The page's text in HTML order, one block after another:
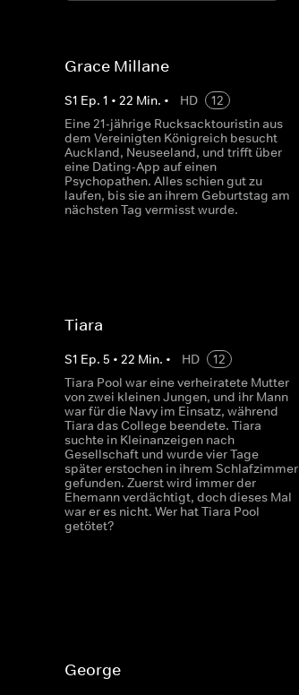
Grace Millane
S1 Ep. 1 • 22 Min. • HD
12
Eine 21-jährige Rucksacktouristin aus
dem Vereinigten Königreich besucht
Auckland, Neuseeland, und trifft über
eine Dating-App auf einen
Psychopathen. Alles schien gut zu
laufen, bis sie an ihrem Geburtstag am
nächsten Tag vermisst wurde.
Tiara
S1 Ep. 5 • 22 Min. • HD
12
Tiara Pool war eine verheiratete Mutter
von zwei kleinen Jungen, und ihr Mann
war für die Navy im Einsatz, während
Tiara das College beendete. Tiara
suchte in Kleinanzeigen nach
Gesellschaft und wurde vier Tage
später erstochen in ihrem Schlafzimmer
gefunden. Zuerst wird immer der
Ehemann verdächtigt, doch dieses Mal
war er es nicht. Wer hat Tiara Pool
getötet?
George